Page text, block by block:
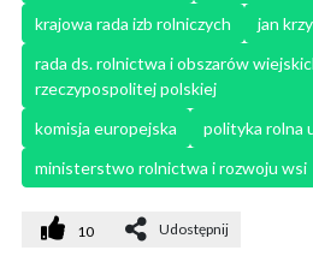
krajowa rada izb rolniczych
jan
rada ds. rolnictwa i obszarów
rzeczypospolitej polskiej
komisja europejska
polityka rolna
ministerstwo rolnictwa i rozwoju wsi
10 Udostępnij